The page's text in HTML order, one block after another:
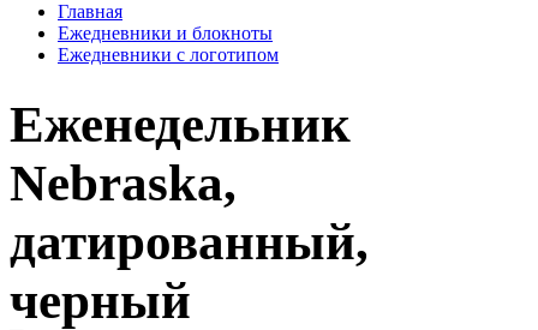
Главная
Ежедневники и блокноты
Ежедневники с логотипом
Еженедельник
Nebraska,
датированный,
черный